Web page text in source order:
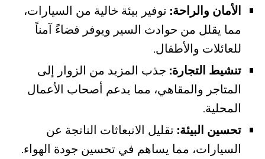
الأمان والراحة: توفير بيئة خالية من السيارات،
مما يقلل من حوادث السير ويوفر فضاءً آمناً
للعائلات والأطفال.
تنشيط التجارة: جذب المزيد من الزوار إلى
المتاجر والمقاهي، مما يدعم أصحاب الأعمال
المحلية.
تحسين البيئة: تقليل الانبعاثات الناتجة عن
السيارات، مما يساهم في تحسين جودة الهواء.